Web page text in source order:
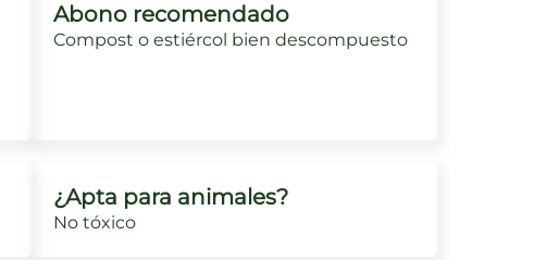
Abono recomendado
Compost o estiércol bien descompuesto
¿Apta para animales?
No tóxico